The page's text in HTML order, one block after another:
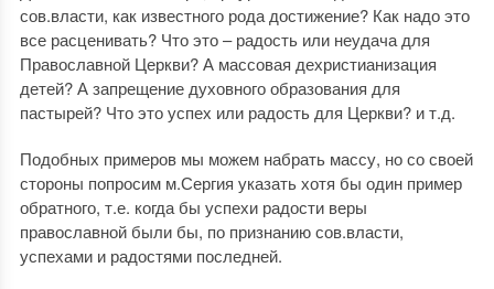
сов.власти, как известного рода достижение? Как надо это
все расценивать? Что это – радость или неудача для
Православной Церкви? А массовая дехристианизация
детей? А запрещение духовного образования для
пастырей? Что это успех или радость для Церкви? и т.д.
Подобных примеров мы можем набрать массу, но со своей
стороны попросим м.Сергия указать хотя бы один пример
обратного, т.е. когда бы успехи радости веры
православной были бы, по признанию сов.власти,
успехами и радостями последней.